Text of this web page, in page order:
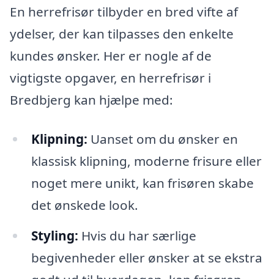
En herrefrisør tilbyder en bred vifte af
ydelser, der kan tilpasses den enkelte
kundes ønsker. Her er nogle af de
vigtigste opgaver, en herrefrisør i
Bredbjerg kan hjælpe med:
Klipning: Uanset om du ønsker en
klassisk klipning, moderne frisure eller
noget mere unikt, kan frisøren skabe
det ønskede look.
Styling: Hvis du har særlige
begivenheder eller ønsker at se ekstra